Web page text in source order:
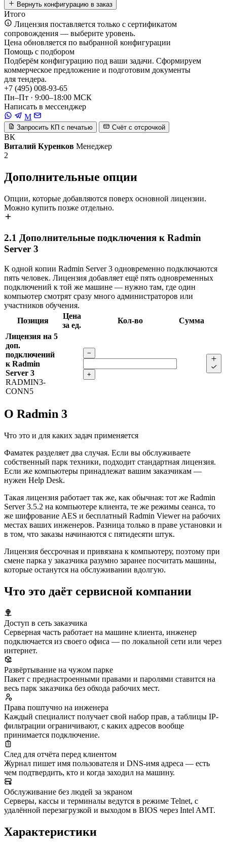
Вернуть конфигурацию в заказ
Итого
Лицензия поставляется только с сертификатом
сопровождения — выберите уровень.
Цена обновляется по выбранной конфигурации
Помощь с подбором
Подберём конфигурацию под ваши задачи. Сформируем
коммерческое предложение и подготовим документы
для тендера.
+7 (495) 008-93-65
Пн–Пт · 9:00–18:00 МСК
Написать в мессенджер
M
Запросить КП с печатью Счёт с отсрочкой
ВК
Виталий Куренков Менеджер
2
Дополнительные опции
Опции, которые добавляются поверх основной лицензии.
Можно купить позже отдельно.
2.1 Дополнительные подключения к Radmin
Server 3
К одной копии Radmin Server 3 одновременно подключаются
пять человек. Лицензия добавляет ещё пять одновременных
подключений к той же машине — нужно там, где один
компьютер смотрят сразу много администраторов или
участников обучения.
Позиция
Цена
за ед.
Кол-во
Сумма
Лицензия на 5
доп.
подключений
к Radmin
Server 3
RADMIN3-
CONN5
−
+
О Radmin 3
Что это и для каких задач применяется
Фаматек разделяет два случая. Если вы обслуживаете
собственный парк техники, подходит стандартная лицензия.
Если же компьютеры принадлежат вашим заказчикам —
нужен Help Desk.
Такая лицензия работает так же, как обычная: тот же Radmin
Server 3.5.2 на компьютере клиента, те же режимы сеанса, то
же шифрование AES и бесплатный Radmin Viewer на рабочих
местах ваших инженеров. Разница только в праве установки и
в том, что заказы начинаются с пятидесяти штук.
Лицензия бессрочная и привязана к компьютеру, поэтому при
смене парка у заказчика разумно заранее посчитать машины,
которые останутся на обслуживании вдолгую.
Что это даёт сервисной компании
Доступ в сеть заказчика
Серверная часть работает на машине клиента, инженер
подключается из своего офиса — по локальной сети или через
интернет.
Развёртывание на чужом парке
Пакет с преднастроенными правами и паролями ставится на
весь парк заказчика без обхода рабочих мест.
Права поштучно на инженера
Каждый специалист получает свой набор прав, а таблицы IP-
фильтрации ограничивают, с каких адресов вообще
принимается подключение.
След для отчёта перед клиентом
Журнал пишет имя пользователя и DNS-имя адреса — есть
чем подтвердить, кто и когда заходил на машину.
Обслуживание без людей за экраном
Серверы, кассы и терминалы ведутся в режиме Telnet, с
удалённой перезагрузкой и выходом в BIOS через Intel AMT.
Характеристики